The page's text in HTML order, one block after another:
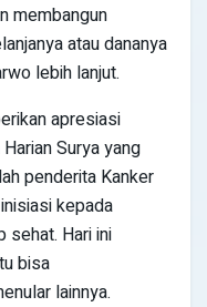
membangun
atau dananya
lebih lanjut.
apresiasi
Surya yang
penderita Kanker
kepada
sehat. Hari ini
bisa
lainnya.